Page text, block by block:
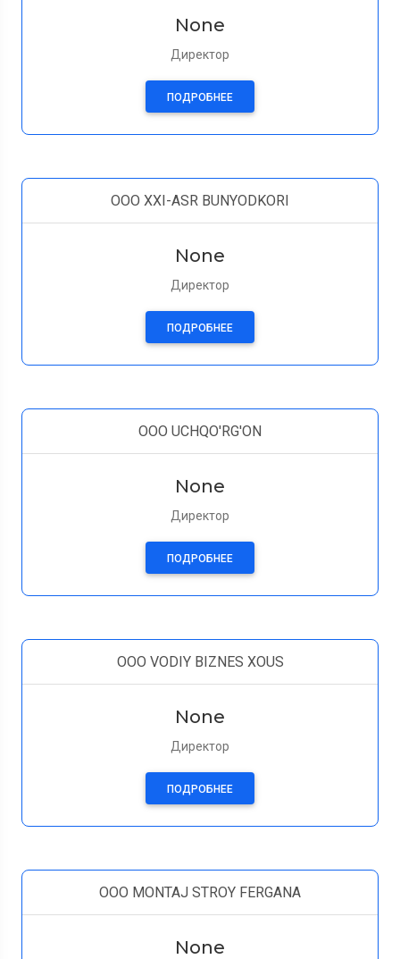
None
Директор
ПОДРОБНЕЕ
OOO XXI-ASR BUNYODKORI
None
Директор
ПОДРОБНЕЕ
OOO UCHQO'RG'ON
None
Директор
ПОДРОБНЕЕ
OOO VODIY BIZNES XOUS
None
Директор
ПОДРОБНЕЕ
OOO MONTAJ STROY FERGANA
None